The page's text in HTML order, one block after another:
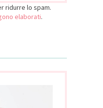
ridurre lo spam.
elaborati.